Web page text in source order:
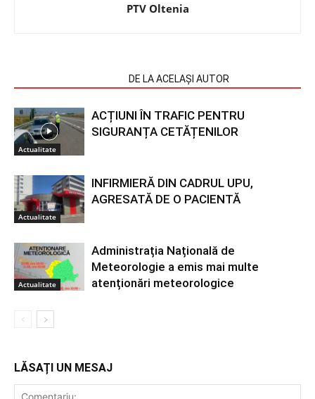
PTV Oltenia
DE LA ACELAȘI AUTOR
Actualitate
ACȚIUNI ÎN TRAFIC PENTRU
SIGURANȚA CETĂȚENILOR
Actualitate
INFIRMIERĂ DIN CADRUL UPU,
AGRESATĂ DE O PACIENTĂ
Actualitate
Administrația Națională de
Meteorologie a emis mai multe
atenționări meteorologice
LĂSAȚI UN MESAJ